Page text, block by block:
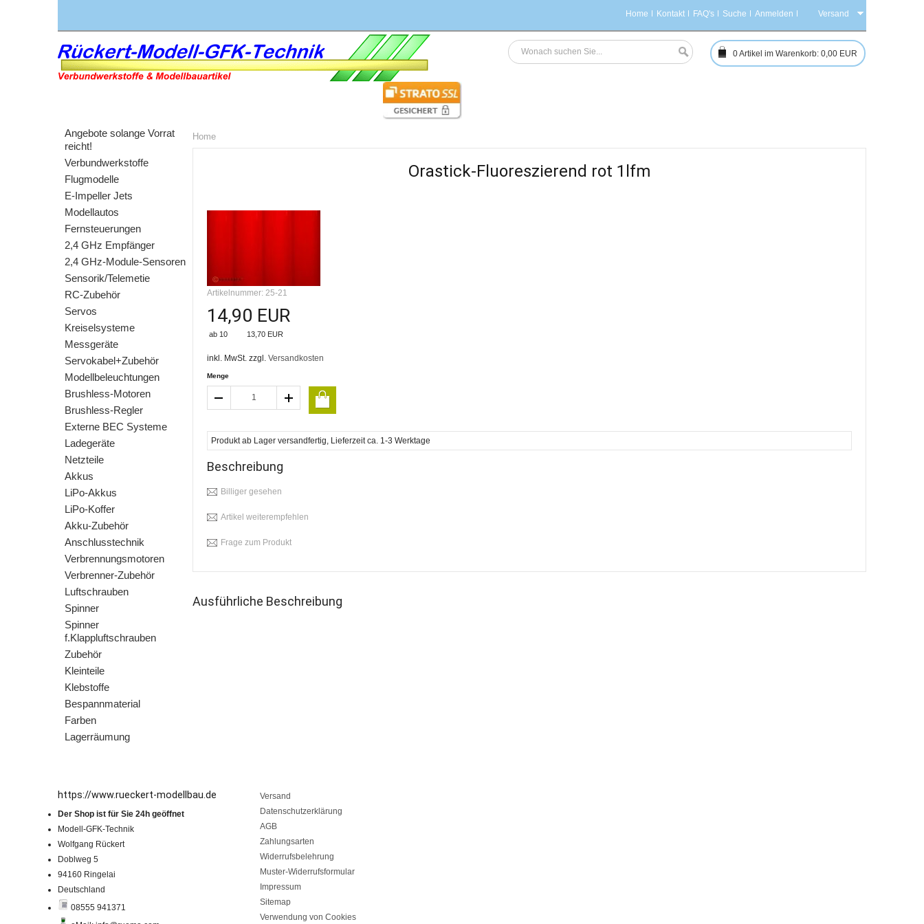
Versand
Home Kontakt FAQ's Suche Anmelden
0Artikel im Warenkorb: 0,00 EUR
Angebote solange Vorrat
reicht!
Verbundwerkstoffe
Flugmodelle
E-Impeller Jets
Modellautos
Fernsteuerungen
2,4 GHz Empfänger
2,4 GHz-Module-Sensoren
Sensorik/Telemetie
RC-Zubehör
Servos
Kreiselsysteme
Messgeräte
Servokabel+Zubehör
Modellbeleuchtungen
Brushless-Motoren
Brushless-Regler
Externe BEC Systeme
Ladegeräte
Netzteile
Akkus
LiPo-Akkus
LiPo-Koffer
Akku-Zubehör
Anschlusstechnik
Verbrennungsmotoren
Verbrenner-Zubehör
Luftschrauben
Spinner
Spinner
f.Klappluftschrauben
Zubehör
Kleinteile
Klebstoffe
Bespannmaterial
Farben
Lagerräumung
Home
Orastick-Fluoreszierend rot 1lfm
Artikelnummer: 25-21
14,90 EUR
ab 10 13,70 EUR
inkl. MwSt. zzgl. Versandkosten
Menge
Produkt ab Lager versandfertig, Lieferzeit ca. 1-3 Werktage
Beschreibung
Billiger gesehen
Artikel weiterempfehlen
Frage zum Produkt
Ausführliche Beschreibung
https://www.rueckert-modellbau.de
Der Shop ist für Sie 24h geöffnet
Modell-GFK-Technik
Wolfgang Rückert
Doblweg 5
94160 Ringelai
Deutschland
08555 941371
Versand
Datenschutzerklärung
AGB
Zahlungsarten
Widerrufsbelehrung
Muster-Widerrufsformular
Impressum
Sitemap
Verwendung von Cookies